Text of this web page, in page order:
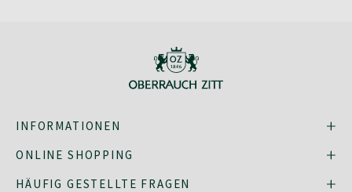
INFORMATIONEN
ONLINE SHOPPING
HÄUFIG GESTELLTE FRAGEN